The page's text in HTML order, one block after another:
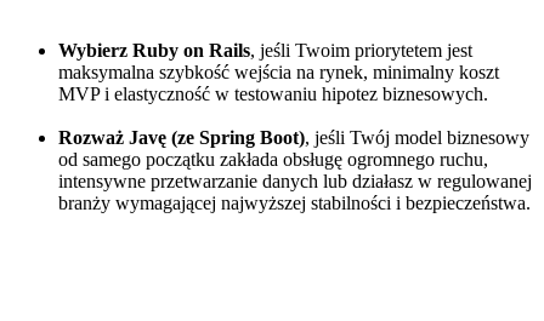
Wybierz Ruby on Rails, jeśli Twoim priorytetem jest
maksymalna szybkość wejścia na rynek, minimalny koszt
MVP i elastyczność w testowaniu hipotez biznesowych.
Rozważ Javę (ze Spring Boot), jeśli Twój model biznesowy
od samego początku zakłada obsługę ogromnego ruchu,
intensywne przetwarzanie danych lub działasz w regulowanej
branży wymagającej najwyższej stabilności i bezpieczeństwa.